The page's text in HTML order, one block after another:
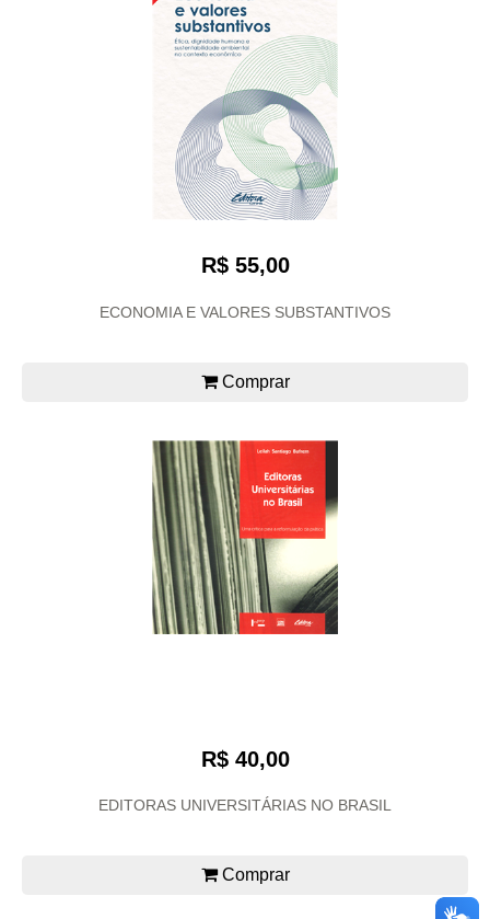
R$ 55,00
ECONOMIA E VALORES SUBSTANTIVOS
Comprar
R$ 40,00
EDITORAS UNIVERSITÁRIAS NO BRASIL
Comprar